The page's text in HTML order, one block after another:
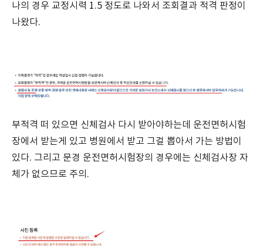
나의 경우 교정시력 1.5 정도로 나와서 조회결과 적격 판정이
나왔다.
부적격 떠 있으면 신체검사 다시 받아야하는데 운전면허시험
장에서 받는게 있고 병원에서 받고 그걸 뽑아서 가는 방법이
있다. 그리고 문경 운전면허시험장의 경우에는 신체검사장 자
체가 없으므로 주의.